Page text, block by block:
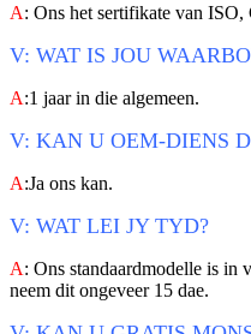
A: Ons het sertifikate van
V: WAT IS JOU
A:1 jaar in die algemeen.
V: KAN U OEM-DIENS
A:Ja ons kan.
V: WAT LEI JY TYD?
A: Ons standaardmodelle is in
neem dit ongeveer 15 dae.